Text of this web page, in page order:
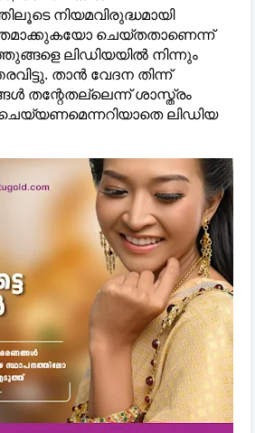
നിയമവിരുദ്ധമായി
ചെയ്തതാണെന്ന്
ലിഡിയയില്‍ നിന്നും
താൻ വേദന തിന്ന്
തന്റേതല്ലെന്ന് ശാസ്ത്രം
ലിഡിയ